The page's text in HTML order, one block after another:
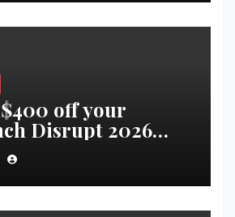
off your
Disrupt 2026
| VseTime.ru